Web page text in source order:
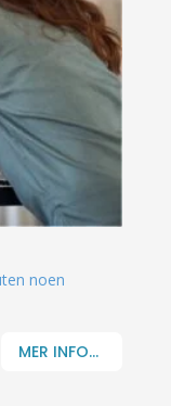
noen
MER INFO...